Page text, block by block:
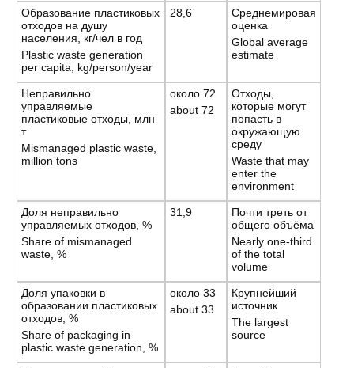
Образование пластиковых
отходов на душу
населения, кг/чел в год
Plastic waste generation
per capita, kg/person/year
28,6
Среднемировая
оценка
Global average
estimate
Неправильно
управляемые
пластиковые отходы, млн
т
Mismanaged plastic waste,
million tons
около 72
about 72
Отходы,
которые могут
попасть в
окружающую
среду
Waste that may
enter the
environment
Доля неправильно
управляемых отходов, %
Share of mismanaged
waste, %
31,9
Почти треть от
общего объёма
Nearly one-third
of the total
volume
Доля упаковки в
образовании пластиковых
отходов, %
Share of packaging in
plastic waste generation, %
около 33
about 33
Крупнейший
источник
The largest
source